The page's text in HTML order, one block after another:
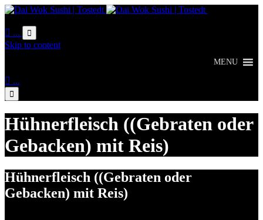
 ... 
Skip to content
MENU
 ...

Hühnerfleisch ((Gebraten oder
Gebacken) mit Reis)
Hühnerfleisch ((Gebraten oder
Gebacken) mit Reis)